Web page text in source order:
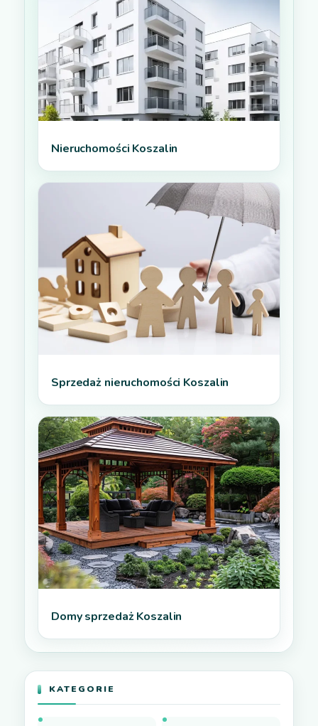
Nieruchomości Koszalin
Sprzedaż nieruchomości Koszalin
Domy sprzedaż Koszalin
KATEGORIE